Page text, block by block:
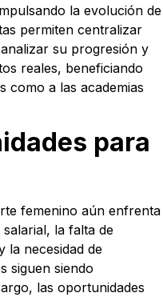
la evolución de
permiten centralizar
su progresión y
reales, beneficiando
como a las academias
para
femenino aún enfrenta
la falta de
la necesidad de
siguen siendo
las oportunidades